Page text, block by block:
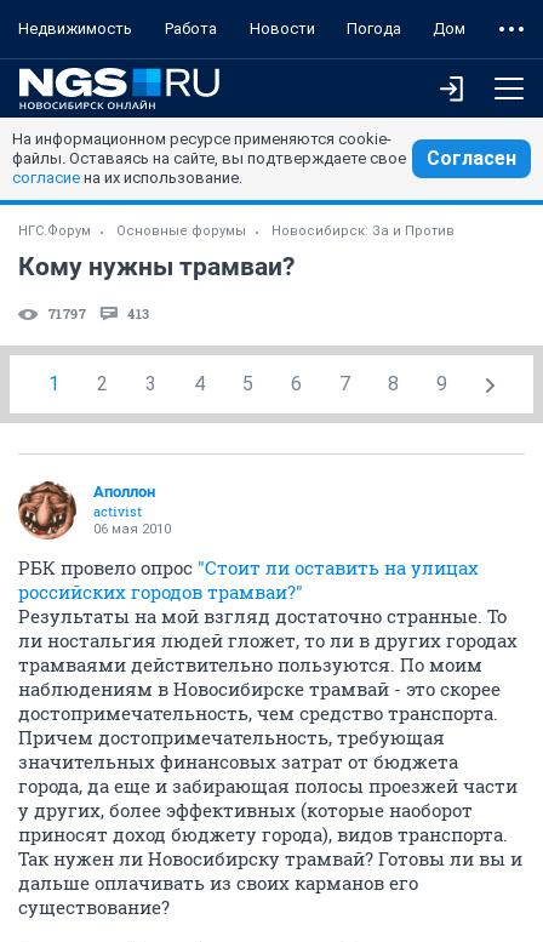
Недвижимость Работа Новости Погода Дом
На информационном ресурсе применяются cookie-
файлы. Оставаясь на сайте, вы подтверждаете свое
согласие на их использование.
Согласен
НГС.Форум Основные форумы Новосибирск: За и Против
Кому нужны трамваи?
71797 413
1 2 3 4 5 6 7 8 9
Аполлон
activist
06 мая 2010
РБК провело опрос "Стоит ли оставить на улицах
российских городов трамваи?"
Результаты на мой взгляд достаточно странные. То
ли ностальгия людей гложет, то ли в других городах
трамваями действительно пользуются. По моим
наблюдениям в Новосибирске трамвай - это скорее
достопримечательность, чем средство транспорта.
Причем достопримечательность, требующая
значительных финансовых затрат от бюджета
города, да еще и забирающая полосы проезжей части
у других, более эффективных (которые наоборот
приносят доход бюджету города), видов транспорта.
Так нужен ли Новосибирску трамвай? Готовы ли вы и
дальше оплачивать из своих карманов его
существование?